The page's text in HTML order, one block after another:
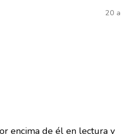
20
encima de él en lectura y